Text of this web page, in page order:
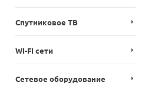
Спутниковое ТВ
WI-FI сети
Сетевое оборудование